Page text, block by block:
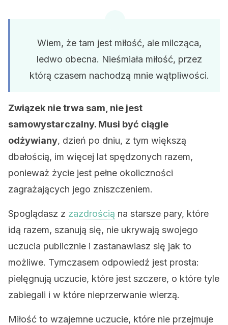
Wiem, że tam jest miłość, ale milcząca,
ledwo obecna. Nieśmiała miłość, przez
którą czasem nachodzą mnie wątpliwości.
Związek nie trwa sam, nie jest
samowystarczalny. Musi być ciągle
odżywiany, dzień po dniu, z tym większą
dbałością, im więcej lat spędzonych razem,
ponieważ życie jest pełne okoliczności
zagrażających jego zniszczeniem.
Spoglądasz z zazdrością na starsze pary, które
idą razem, szanują się, nie ukrywają swojego
uczucia publicznie i zastanawiasz się jak to
możliwe. Tymczasem odpowiedź jest prosta:
pielęgnują uczucie, które jest szczere, o które tyle
zabiegali i w które nieprzerwanie wierzą.
Miłość to wzajemne uczucie, które nie przejmuje